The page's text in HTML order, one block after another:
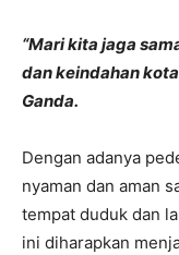
“Mari kita jaga
dan keindahan
Ganda.
Dengan adanya
nyaman dan aman
tempat duduk dan
ini diharapkan